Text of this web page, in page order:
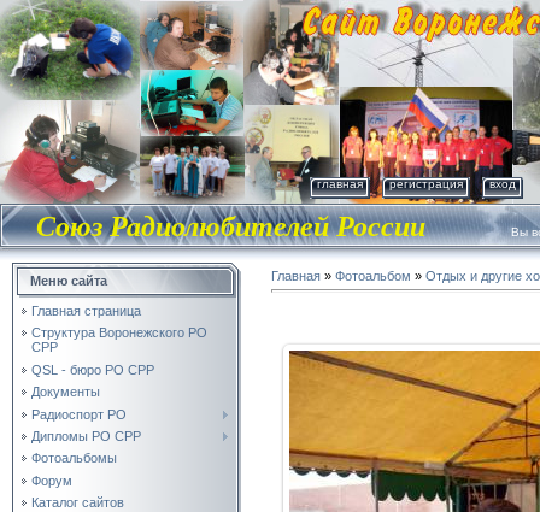
главная регистрация вход
Союз Радиолюбителей России Вы
Меню сайта
Главная страница
Структура Воронежского РО
СРР
QSL - бюро РО СРР
Документы
Радиоспорт РО
Дипломы РО СРР
Фотоальбомы
Форум
Каталог сайтов
Главная » Фотоальбом » Отдых и другие